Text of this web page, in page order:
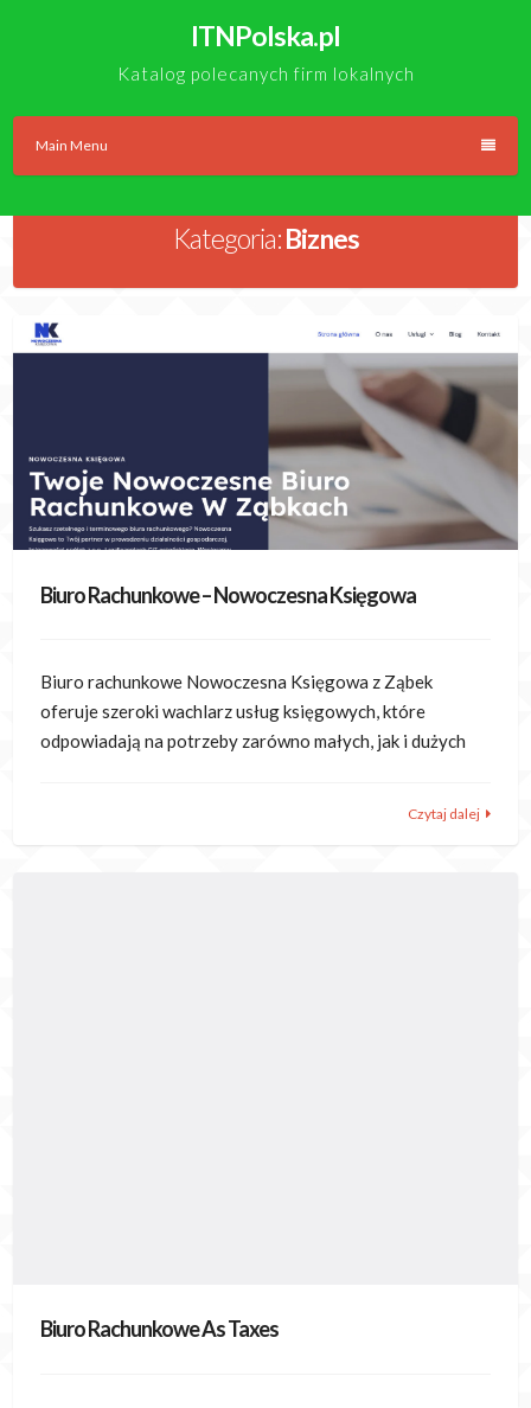
ITNPolska.pl
Katalog polecanych firm lokalnych
Main Menu
Kategoria:Biznes
Biuro Rachunkowe – Nowoczesna Księgowa
Biuro rachunkowe Nowoczesna Księgowa z Ząbek
oferuje szeroki wachlarz usług księgowych, które
odpowiadają na potrzeby zarówno małych, jak i dużych
Czytaj dalej
Biuro Rachunkowe As Taxes